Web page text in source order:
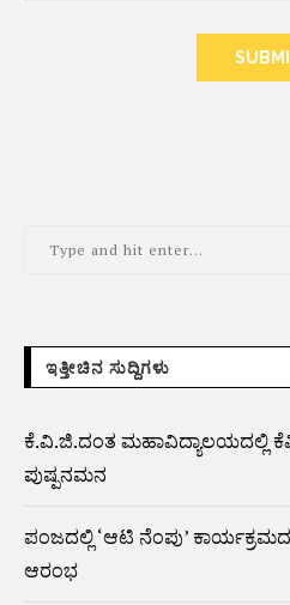
ಇತ್ತೀಚಿನ ಸುದ್ದಿಗಳು
ಕೆ.ವಿ.ಜಿ.ದಂತ ಮಹಾವಿದ್ಯಾಲಯದಲ್ಲಿ
ಪುಷ್ಪನಮನ
ಪಂಜದಲ್ಲಿ ‘ಆಟಿ ನೆಂಪು’ ಕಾರ್ಯಕ್ರಮದ
ಆರಂಭ